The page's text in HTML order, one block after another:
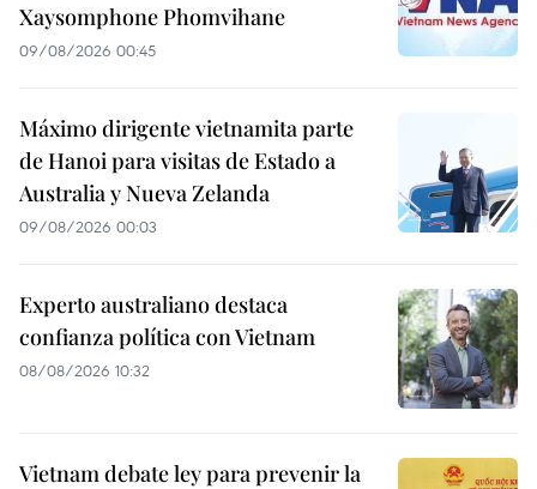
Xaysomphone Phomvihane
09/08/2026 00:45
Máximo dirigente vietnamita parte
de Hanoi para visitas de Estado a
Australia y Nueva Zelanda
09/08/2026 00:03
Experto australiano destaca
confianza política con Vietnam
08/08/2026 10:32
Vietnam debate ley para prevenir la